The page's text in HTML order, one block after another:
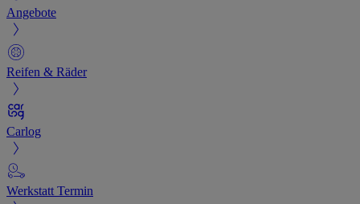
Angebote
Reifen & Räder
Carlog
Werkstatt Termin